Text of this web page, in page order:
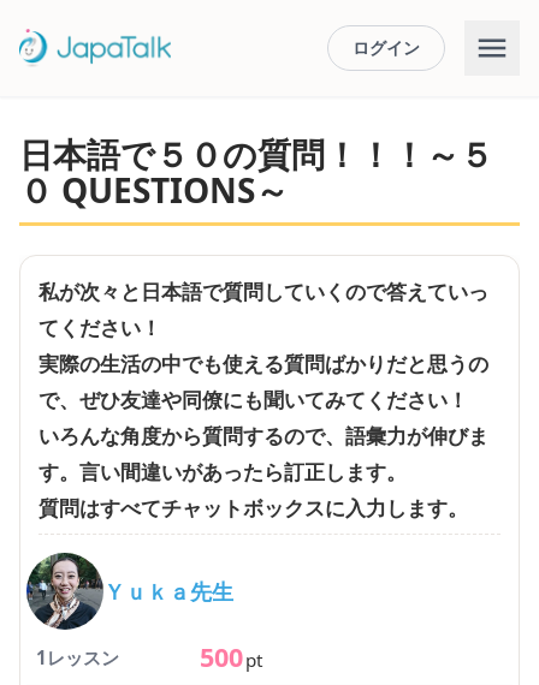
ログイン
日本語で５０の質問！！！～５
０ QUESTIONS～
私が次々と日本語で質問していくので答えていっ
てください！
実際の生活の中でも使える質問ばかりだと思うの
で、ぜひ友達や同僚にも聞いてみてください！
いろんな角度から質問するので、語彙力が伸びま
す。言い間違いがあったら訂正します。
質問はすべてチャットボックスに入力します。
Ｙｕｋａ先生
1レッスン 500pt